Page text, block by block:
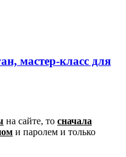
мастер-класс для
на сайте, то сначала
и паролем и только